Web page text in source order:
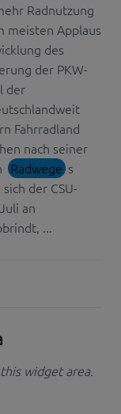
Radnutzung
meisten Applaus
des
der PKW-
der
Fahrradland
nach seiner
Radwege s
der CSU-
an
...
widget area.